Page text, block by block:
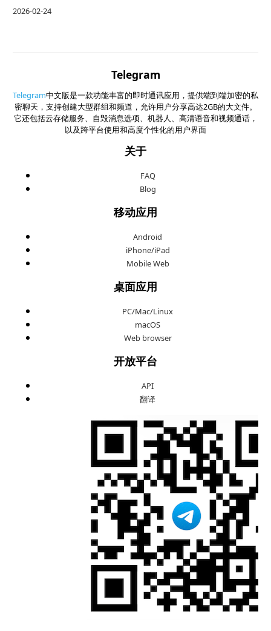
2026-02-24
Telegram
Telegram中文版是一款功能丰富的即时通讯应用，提供端到端加密的私
密聊天，支持创建大型群组和频道，允许用户分享高达2GB的大文件。
它还包括云存储服务、自毁消息选项、机器人、高清语音和视频通话，
以及跨平台使用和高度个性化的用户界面
关于
FAQ
Blog
移动应用
Android
iPhone/iPad
Mobile Web
桌面应用
PC/Mac/Linux
macOS
Web browser
开放平台
API
翻译